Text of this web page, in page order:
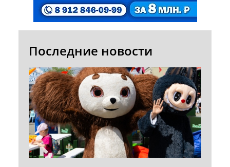
Последние новости